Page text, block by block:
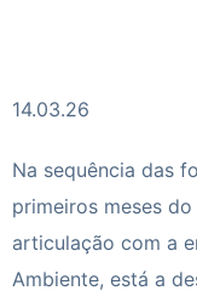
14.03.26
Na sequência das
primeiros meses
articulação com a
Ambiente, está a